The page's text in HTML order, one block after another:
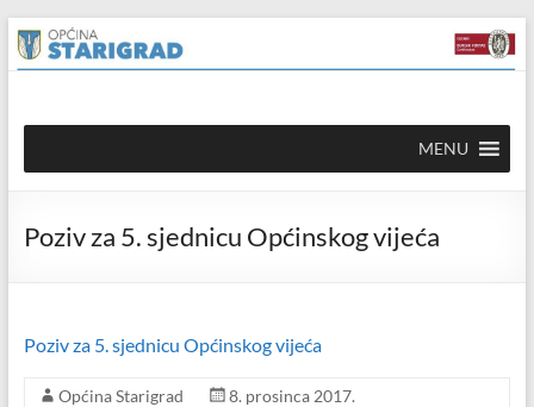
content
Skip
to
content
Općina
Starigrad
mrežna
MENU
Poziv za 5. sjednicu Općinskog vijeća
Poziv za 5. sjednicu Općinskog vijeća
Općina Starigrad
8. prosinca 2017.